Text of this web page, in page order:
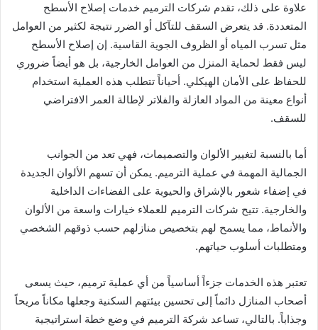
علاوة على ذلك، تقدم شركات الترميم خدمات إصلاح الأسطح
المتعددة. قد يتعرض السقف للتآكل أو الضرر نتيجة لكثير من العوامل
مثل تسرب المياه أو الظروف الجوية القاسية. إن إصلاح الأسطح
ليس فقط لحماية المنزل من العوامل الخارجية، بل هو أيضاً ضروري
للحفاظ على الأمان الهيكلي. أحياناً تتطلب هذه العملية استخدام
أنواع معينة من المواد العازلة والفلاتر لإطالة العمر الافتراضي
للسقف.
أما بالنسبة لتغيير الألوان والتصميمات، فهي تعد من الجوانب
الجمالية المهمة في عملية الترميم. يمكن أن تسهم الألوان الجديدة
في إضفاء شعور بالإشراق والحيوية على الفضاءات الداخلية
والخارجية. تتيح شركات الترميم للعملاء خيارات واسعة من الألوان
والأنماط، مما يسمح لهم بتخصيص منازلهم حسب ذوقهم الشخصي
ومتطلبات أسلوب حياتهم.
تعتبر هذه الخدمات جزءاً أساسياً من أي عملية ترميم، حيث يسعى
أصحاب المنازل دائماً إلى تحسين بيئتهم السكنية وجعلها مكاناً مريحاً
وجذاباً. بالتالي، تساعد شركة الترميم في وضع خطة استراتيجية